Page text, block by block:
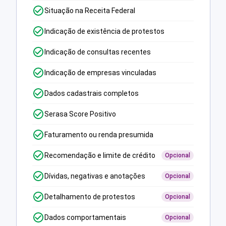
Situação na Receita Federal
Indicação de existência de protestos
Indicação de consultas recentes
Indicação de empresas vinculadas
Dados cadastrais completos
Serasa Score Positivo
Faturamento ou renda presumida
Recomendação e limite de crédito Opcional
Dívidas, negativas e anotações Opcional
Detalhamento de protestos Opcional
Dados comportamentais Opcional